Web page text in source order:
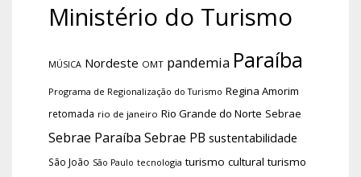
Ministério do Turismo
MÚSICA Nordeste OMT pandemia Paraíba
Programa de Regionalização do Turismo Regina Amorim
retomada rio de janeiro Rio Grande do Norte Sebrae
Sebrae Paraíba Sebrae PB sustentabilidade
São João São Paulo tecnologia turismo cultural turismo